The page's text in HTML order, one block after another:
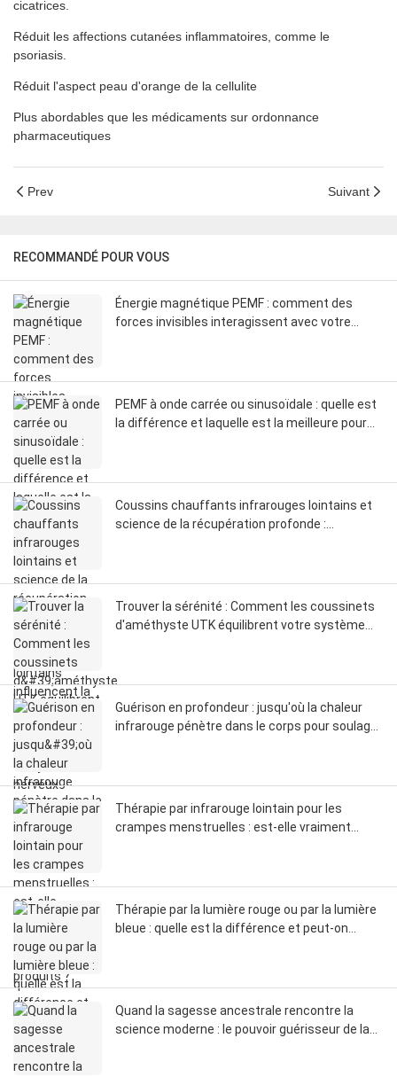
cicatrices.
Réduit les affections cutanées inflammatoires, comme le
psoriasis.
Réduit l'aspect peau d'orange de la cellulite
Plus abordables que les médicaments sur ordonnance
pharmaceutiques
Prev Suivant
RECOMMANDÉ POUR VOUS
Énergie magnétique PEMF : comment des
forces invisibles interagissent avec votre
PEMF à onde carrée ou sinusoïdale : quelle est
la différence et laquelle est la meilleure pour
Coussins chauffants infrarouges lointains et
science de la récupération profonde :
Trouver la sérénité : Comment les coussinets
d'améthyste UTK équilibrent votre système
Guérison en profondeur : jusqu'où la chaleur
infrarouge pénètre dans le corps pour soulager
Thérapie par infrarouge lointain pour les
crampes menstruelles : est-elle vraiment
Thérapie par la lumière rouge ou par la lumière
bleue : quelle est la différence et peut-on
Quand la sagesse ancestrale rencontre la
science moderne : le pouvoir guérisseur de la